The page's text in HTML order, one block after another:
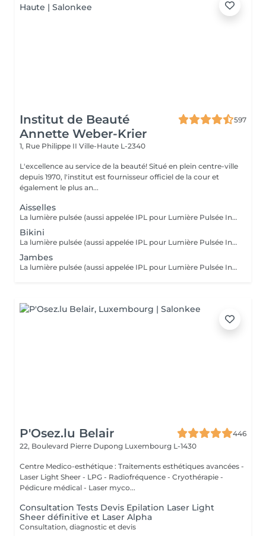
Institut de Beauté
Annette Weber-Krier
597
1, Rue Philippe II Ville-Haute L-2340
L'excellence au service de la beauté! Situé en plein centre-ville
depuis 1970, l'institut est fournisseur officiel de la cour et
également le plus an...
Aisselles
La lumière pulsée (aussi appelée IPL pour Lumière Pulsée Intense) agit sur le poil en envoyant une lumière qui va être absorbée par le pigment noir du poil. La lumière pulsée localement se transforme en chaleur . C'est cette réaction thermique au niveau de la racine du poil (le bulbe) qui altère et freine la repousse. Dès les premières séances, les poils tombent et repoussent de moins en moins.
Bikini
La lumière pulsée (aussi appelée IPL pour Lumière Pulsée Intense) agit sur le poil en envoyant une lumière qui va être absorbée par le pigment noir du poil. La lumière pulsée localement se transforme en chaleur . C'est cette réaction thermique au niveau de la racine du poil (le bulbe) qui altère et freine la repousse. Dès les premières séances, les poils tombent et repoussent de moins en moins.
Jambes
La lumière pulsée (aussi appelée IPL pour Lumière Pulsée Intense) agit sur le poil en envoyant une lumière qui va être absorbée par le pigment noir du poil. La lumière pulsée localement se transforme en chaleur . C'est cette réaction thermique au niveau de la racine du poil (le bulbe) qui altère et freine la repousse. Dès les premières séances, les poils tombent et repoussent de moins en moins.
P'Osez.lu Belair
446
22, Boulevard Pierre Dupong Luxembourg L-1430
Centre Medico-esthétique : Traitements esthétiques avancées -
Laser Light Sheer - LPG - Radiofréquence - Cryothérapie -
Pédicure médical - Laser myco...
Consultation Tests Devis Epilation Laser Light
Sheer définitive et Laser Alpha
Consultation, diagnostic et devis